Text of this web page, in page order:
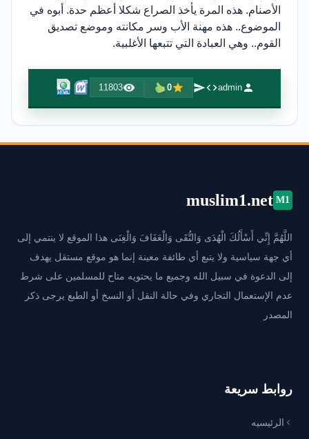
الأصنام. هذه المرة يأخذ الصراع شكلا أعظم حدة. أبوه في
الموضوع.. هذه مهنة الأب وسر مكانته وموضع تصديق
القوم.. وهي العبادة التي تتبعها الأغلبية.
admin
0
11803
M1
muslim1.net
اللَّهُمَّ إِنِّي أَسْأَلُكَ الْهُدَى وَالتُّقَى وَالْعَفَافَ وَالْغِنَى هذا الموقع لا ينتمي إلى
أي جهة سياسية ولا يتبع أي طائفة معينة إنما هو موقع مستقل يهدف
إلى الدعوة في سبيل الله وجميع ما يحتويه متاح للمسلمين على شرط
عدم الإستعمال التجاري وفي حالة النقل أو النسخ أو الطبع يرجى ذكر
المصدر
روابط سريعة
الرئيسيه